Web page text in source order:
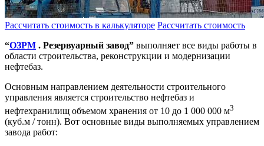
Рассчитать стоимость в калькуляторе Рассчитать стоимость
“ОЗРМ . Резервуарный завод” выполняет все виды работы в
области строительства, реконструкции и модернизации
нефтебаз.
Основным направлением деятельности строительного
управления является строительство нефтебаз и
нефтехранилищ объемом хранения от 10 до 1 000 000 м3
(куб.м / тонн). Вот основные виды выполняемых управлением
завода работ: